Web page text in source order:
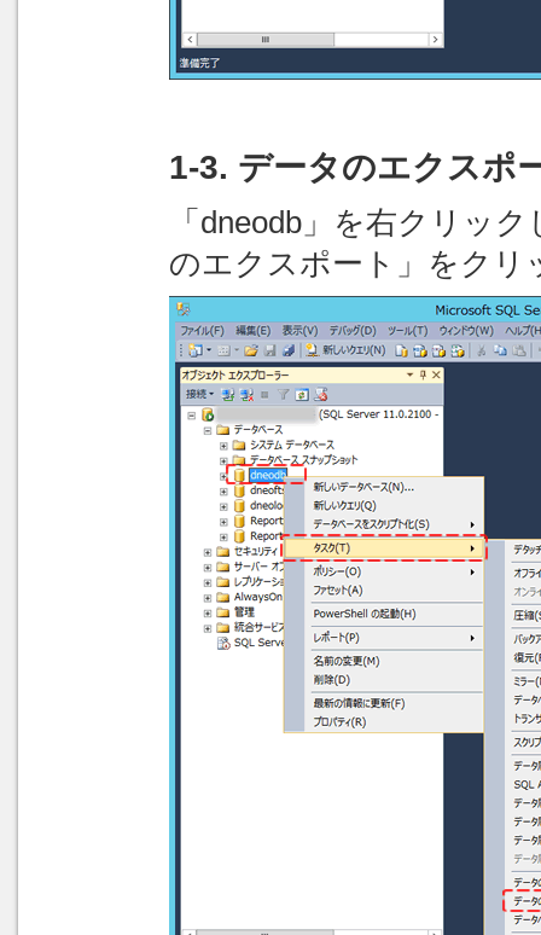
1-3. データのエクスポ
「dneodb」を右クリッ
のエクスポート」をクリ